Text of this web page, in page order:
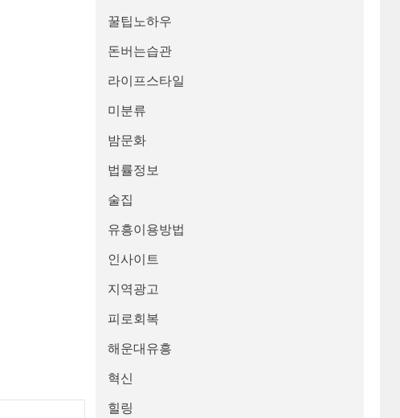
꿀팁노하우
돈버는습관
라이프스타일
미분류
밤문화
법률정보
술집
유흥이용방법
인사이트
지역광고
피로회복
해운대유흥
혁신
힐링